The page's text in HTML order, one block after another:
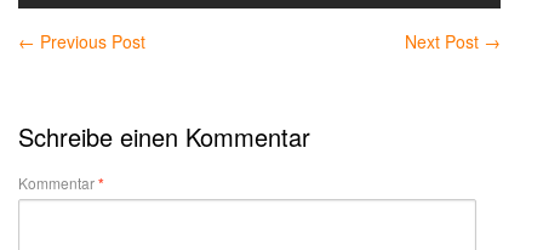
← Previous Post Next Post →
Schreibe einen Kommentar
Kommentar*